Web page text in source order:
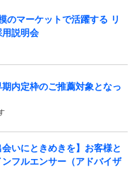
のマーケットで活躍する リ
説明会
定枠のご推薦対象となっ
いにときめきを】お客様と
フルエンサー（アドバイザ